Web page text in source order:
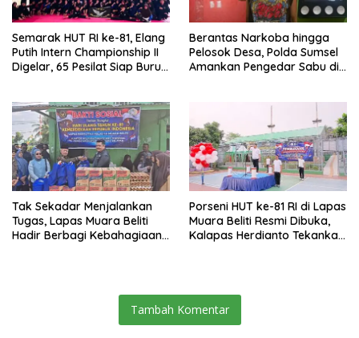
Semarak HUT RI ke-81, Elang
Putih Intern Championship II
Digelar, 65 Pesilat Siap Buru
Berantas Narkoba hingga
Pelosok Desa, Polda Sumsel
Amankan Pengedar Sabu di
Tak Sekadar Menjalankan
Tugas, Lapas Muara Beliti
Hadir Berbagi Kebahagiaan
Porseni HUT ke-81 RI di Lapas
Muara Beliti Resmi Dibuka,
Kalapas Herdianto Tekankan
Tambah Komentar